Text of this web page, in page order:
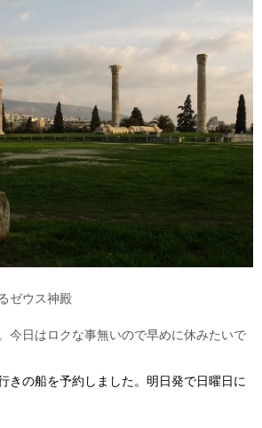
ゼウス神殿
今日はロクな事無いので早めに休みたいで
きの船を予約しました。明日発で日曜日に